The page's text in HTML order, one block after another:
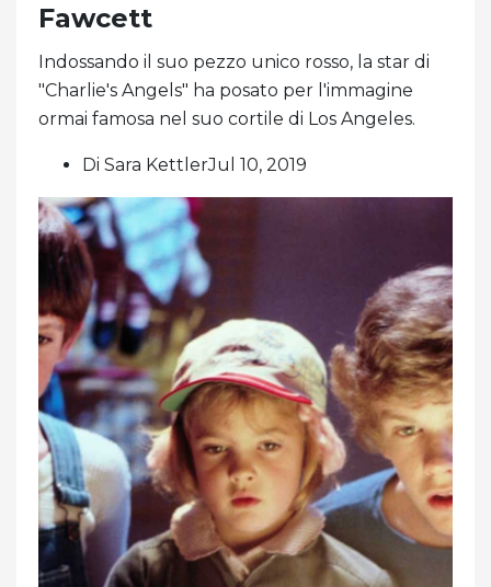
Fawcett
Indossando il suo pezzo unico rosso, la star di
"Charlie's Angels" ha posato per l'immagine
ormai famosa nel suo cortile di Los Angeles.
Di Sara KettlerJul 10, 2019